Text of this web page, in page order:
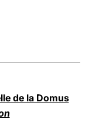
de la Domus